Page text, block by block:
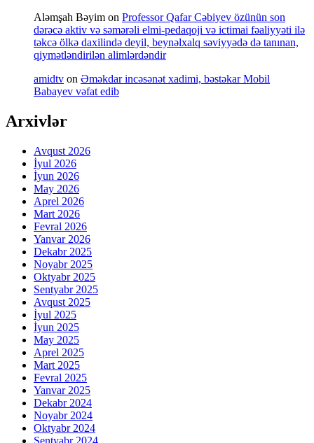
Aləmşah Bəyim on Professor Qafar Cəbiyev özünün son
dərəcə aktiv və səmərəli elmi-pedaqoji və ictimai fəaliyyəti ilə
təkcə ölkə daxilində deyil, beynəlxalq səviyyədə də tanınan,
qiymətləndirilən alimlərdəndir
amidtv on Əməkdar incəsənət xadimi, bəstəkar Mobil
Babayev vəfat edib
Arxivlər
Avqust 2026
İyul 2026
İyun 2026
May 2026
Aprel 2026
Mart 2026
Fevral 2026
Yanvar 2026
Dekabr 2025
Noyabr 2025
Oktyabr 2025
Sentyabr 2025
Avqust 2025
İyul 2025
İyun 2025
May 2025
Aprel 2025
Mart 2025
Fevral 2025
Yanvar 2025
Dekabr 2024
Noyabr 2024
Oktyabr 2024
Sentyabr 2024